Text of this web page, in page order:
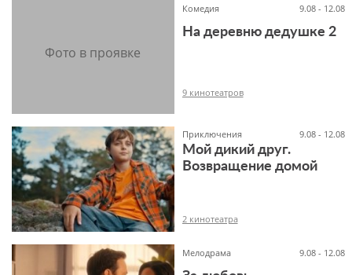
Комедия 9.08 - 12.08
На деревню дедушке 2
9 кинотеатров
Приключения 9.08 - 12.08
Мой дикий друг.
Возвращение домой
2 кинотеатра
Мелодрама 9.08 - 12.08